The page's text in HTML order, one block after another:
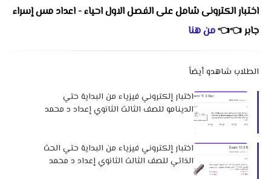
اختبار الكترونى شامل على الفصل الاول احياء - اعداد مس إسراء
جابر👈
👈من هنا
الطلاب شاهدو أيضاً
اختبار إلكتروني فيزياء من البداية حتي
الدينامو للصف الثالث الثانوي إعداد د محمد
اختبار إلكتروني فيزياء من البداية حتي الحث
الذاتي للصف الثالث الثانوي إعداد د محمد